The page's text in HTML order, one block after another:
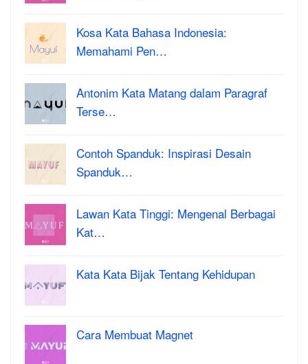
Kosa Kata Bahasa Indonesia:
Memahami Pen…
Antonim Kata Matang dalam Paragraf
Terse…
Contoh Spanduk: Inspirasi Desain
Spanduk…
Lawan Kata Tinggi: Mengenal Berbagai
Kat…
Kata Kata Bijak Tentang Kehidupan
Cara Membuat Magnet